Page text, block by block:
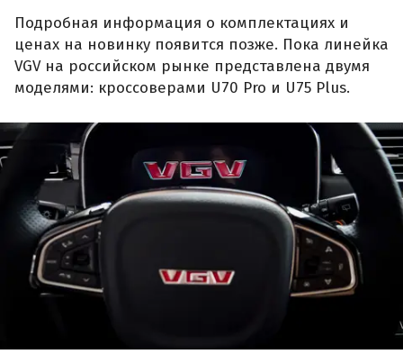
Подробная информация о комплектациях и
ценах на новинку появится позже. Пока линейка
VGV на российском рынке представлена двумя
моделями: кроссоверами U70 Pro и U75 Plus.